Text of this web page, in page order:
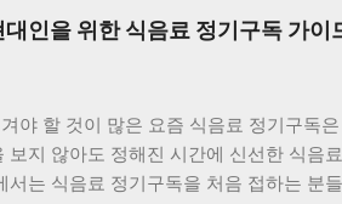
포트를 한눈에 볼 수 있게 됐습니다. 덕
리와 회복 중심의 구독 서비스 부모님
턴 같은 데이터를 매일 기록하고, AI가
리 덕분에 병원에 가기 전 스스로 조정
일과 육아, 사회생활을 병행하는 30~40
활동량 데이터를 분석해 스트레스 지수
인을 위한 식음료 정기구독 가이
야 할 것이 많은 요즘 식음료 정기구독
지 않아도 정해진 시간에 신선한 식음
는 식음료 정기구독을 처음 접하는 분